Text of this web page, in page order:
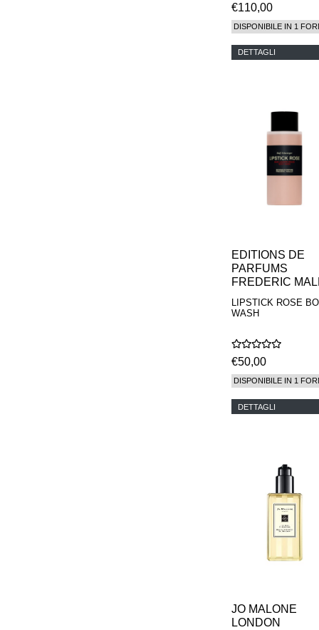
€110,00
DISPONIBILE IN 1
DETTAGLI
EDITIONS DE
PARFUMS
FREDERIC
LIPSTICK ROSE
WASH
€50,00
DISPONIBILE IN 1
DETTAGLI
JO MALONE
LONDON